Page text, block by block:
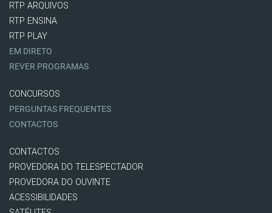
RTP ARQUIVOS
RTP ENSINA
RTP PLAY
EM DIRETO
REVER PROGRAMAS
CONCURSOS
PERGUNTAS FREQUENTES
CONTACTOS
CONTACTOS
PROVEDORA DO TELESPECTADOR
PROVEDORA DO OUVINTE
ACESSIBILIDADES